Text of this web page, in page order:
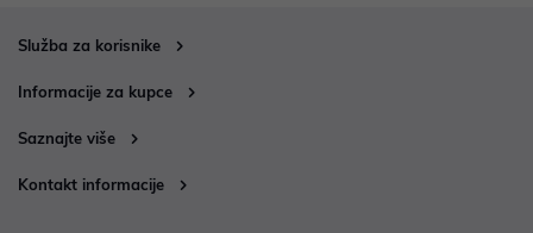
Služba za korisnike
Informacije za kupce
Saznajte više
Kontakt informacije